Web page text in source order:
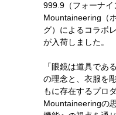
999.9（フォーナ
Mountaineering（
グ）によるコラボ
が入荷しました。
「眼鏡は道具であ
の理念と、衣服を
もに存在するプロ
Mountaineeringの